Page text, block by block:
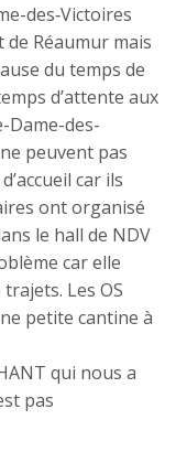
des‑Victoires
Réaumur mais
du temps de
d’attente aux
Dame-des-
peuvent pas
car ils
ont organisé
le hall de NDV
car elle
Les OS
petite cantine à
qui nous a
pas